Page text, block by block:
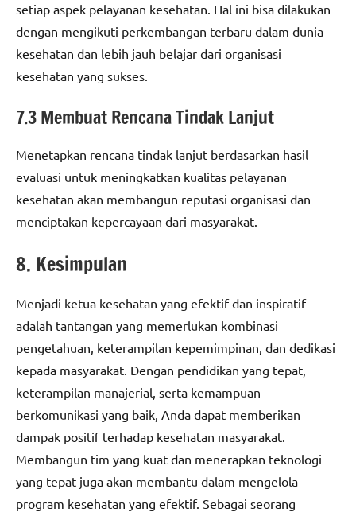
setiap aspek pelayanan kesehatan. Hal ini bisa dilakukan
dengan mengikuti perkembangan terbaru dalam dunia
kesehatan dan lebih jauh belajar dari organisasi
kesehatan yang sukses.
7.3 Membuat Rencana Tindak Lanjut
Menetapkan rencana tindak lanjut berdasarkan hasil
evaluasi untuk meningkatkan kualitas pelayanan
kesehatan akan membangun reputasi organisasi dan
menciptakan kepercayaan dari masyarakat.
8. Kesimpulan
Menjadi ketua kesehatan yang efektif dan inspiratif
adalah tantangan yang memerlukan kombinasi
pengetahuan, keterampilan kepemimpinan, dan dedikasi
kepada masyarakat. Dengan pendidikan yang tepat,
keterampilan manajerial, serta kemampuan
berkomunikasi yang baik, Anda dapat memberikan
dampak positif terhadap kesehatan masyarakat.
Membangun tim yang kuat dan menerapkan teknologi
yang tepat juga akan membantu dalam mengelola
program kesehatan yang efektif. Sebagai seorang